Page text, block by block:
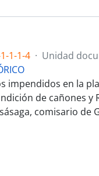
1-1-4 · Unidad
impendidos en la
de cañones y
comisario de